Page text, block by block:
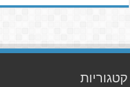
קטגוריות